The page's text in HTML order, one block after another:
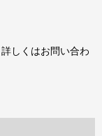
しくはお問い合わ